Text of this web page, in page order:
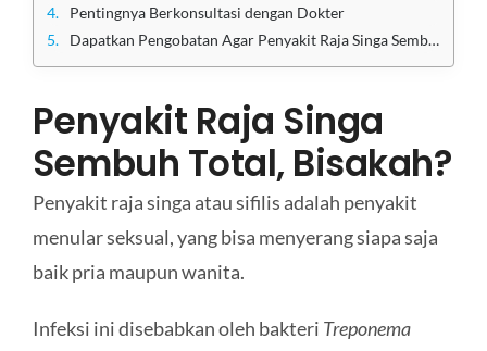
Pentingnya Berkonsultasi dengan Dokter
Dapatkan Pengobatan Agar Penyakit Raja Singa Sembuh di Klinik Utama Sentosa
Penyakit Raja Singa
Sembuh Total, Bisakah?
Penyakit raja singa atau sifilis adalah penyakit
menular seksual, yang bisa menyerang siapa saja
baik pria maupun wanita.
Infeksi ini disebabkan oleh bakteri Treponema